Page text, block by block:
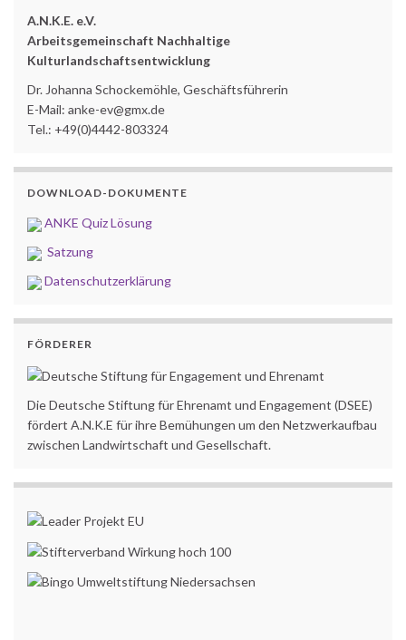
A.N.K.E. e.V.
Arbeitsgemeinschaft Nachhaltige
Kulturlandschaftsentwicklung
Dr. Johanna Schockemöhle, Geschäftsführerin
E-Mail: anke-ev@gmx.de
Tel.: +49(0)4442-803324
DOWNLOAD-DOKUMENTE
ANKE Quiz Lösung
Satzung
Datenschutzerklärung
FÖRDERER
Die Deutsche Stiftung für Ehrenamt und Engagement (DSEE)
fördert A.N.K.E für ihre Bemühungen um den Netzwerkaufbau
zwischen Landwirtschaft und Gesellschaft.